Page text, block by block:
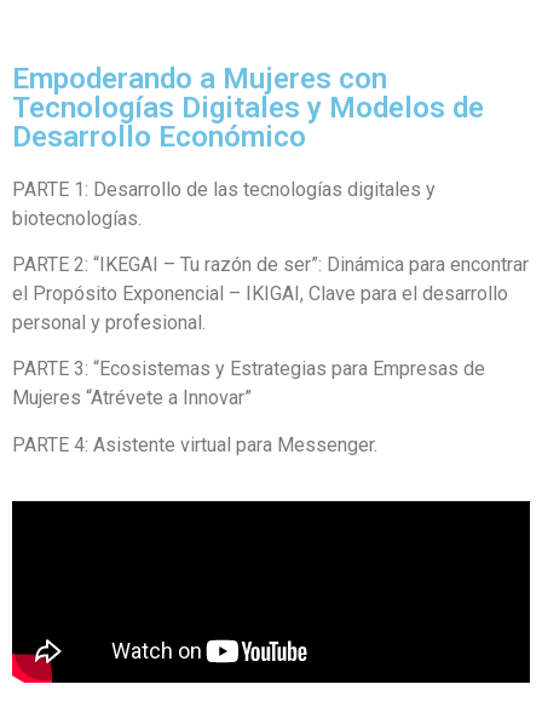
Empoderando a Mujeres con
Tecnologías Digitales y Modelos de
Desarrollo Económico
PARTE 1: Desarrollo de las tecnologías digitales y
biotecnologías.
PARTE 2: “IKEGAI – Tu razón de ser”: Dinámica para encontrar
el Propósito Exponencial – IKIGAI, Clave para el desarrollo
personal y profesional.
PARTE 3: “Ecosistemas y Estrategias para Empresas de
Mujeres “Atrévete a Innovar”
PARTE 4: Asistente virtual para Messenger.